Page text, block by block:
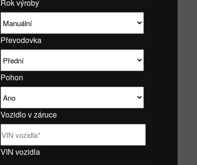
Rok výroby
Převodovka
Pohon
Vozidlo v záruce
VIN vozidla